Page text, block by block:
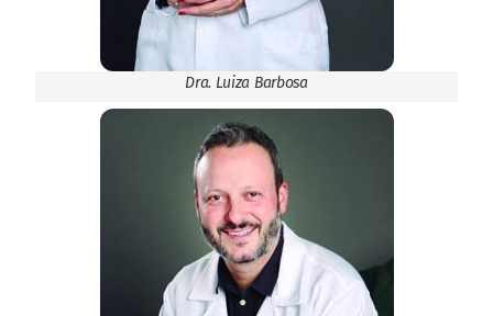
Dra. Luiza Barbosa